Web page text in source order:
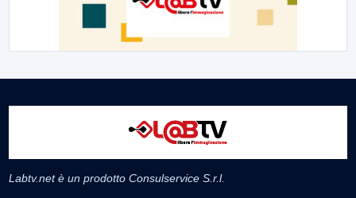
Labtv.net è un prodotto Consulservice S.r.l.